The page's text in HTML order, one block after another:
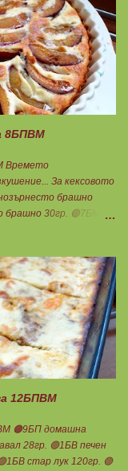
питка е 1 блок
от Петя Чанева
8БПВМ
Времето
За кексовото
брашно
брашно 30гр. 🟢7БМ
крема: 🟢3БП
с.л скир 🟠1БП
сини сливи
и крем сиренето!
така: 🥧1- ви слой
слой нарязани сини
е много натрапчива и
фурна на 180
12БПВМ
🟠9БП домашна
28гр. 🟢1БВ печен
стар лук 120гр. 🟢